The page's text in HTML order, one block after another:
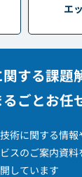
エ
する課題
ごとお任
術に関する情報
スのご案内資料
しています